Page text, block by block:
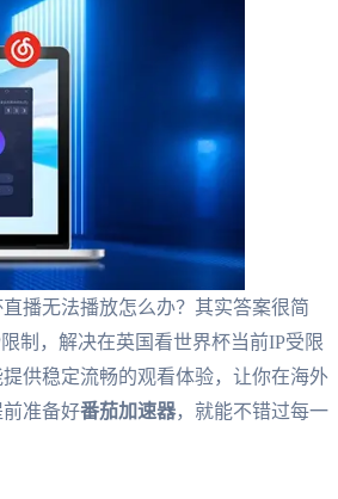
播无法播放怎么办？其实答案很简
制，解决在英国看世界杯当前IP受限
供稳定流畅的观看体验，让你在海外
准备好番茄加速器，就能不错过每一